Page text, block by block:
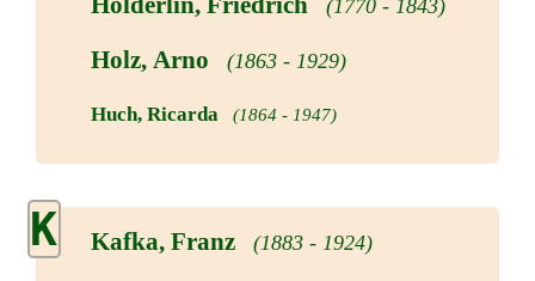
(1770 - 1843)
Holz, Arno (1863 - 1929)
Huch, Ricarda (1864 - 1947)
K Kafka, Franz (1883 - 1924)